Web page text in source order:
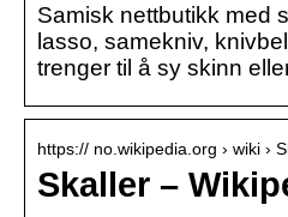
Samisk nettbutikk med
lasso, samekniv,
trenger til å sy skinn
https:// no.wikipedia.org › wiki ›
Skaller –